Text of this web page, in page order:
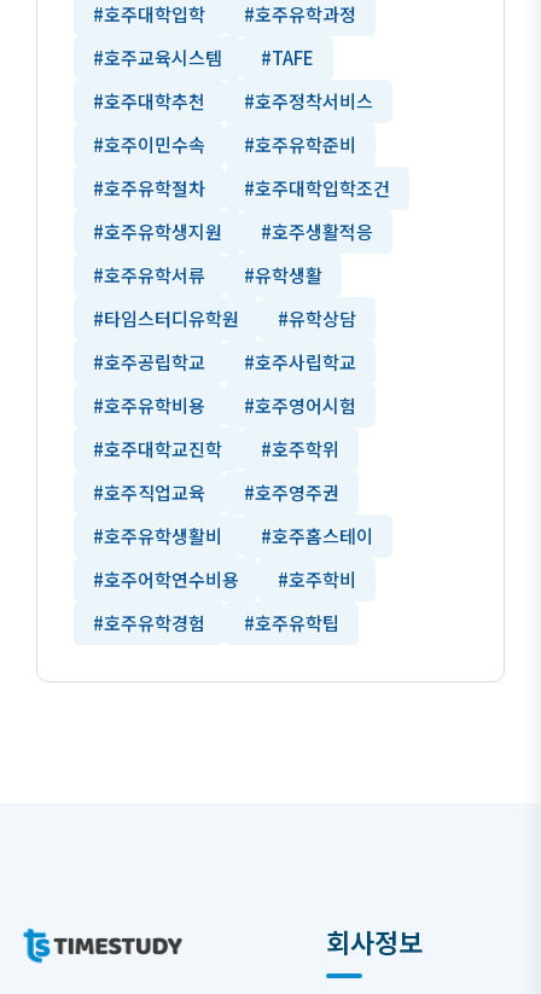
#호주대학입학
#호주유학과정
#호주교육시스템
#TAFE
#호주대학추천
#호주정착서비스
#호주이민수속
#호주유학준비
#호주유학절차
#호주대학입학조건
#호주유학생지원
#호주생활적응
#호주유학서류
#유학생활
#타임스터디유학원
#유학상담
#호주공립학교
#호주사립학교
#호주유학비용
#호주영어시험
#호주대학교진학
#호주학위
#호주직업교육
#호주영주권
#호주유학생활비
#호주홈스테이
#호주어학연수비용
#호주학비
#호주유학경험
#호주유학팁
회사정보